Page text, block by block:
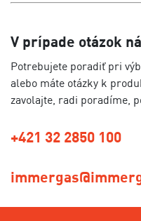
V prípade otázok
Potrebujete poradiť pri
alebo máte otázky k
zavolajte, radi poradíme,
+421 32 2850 100